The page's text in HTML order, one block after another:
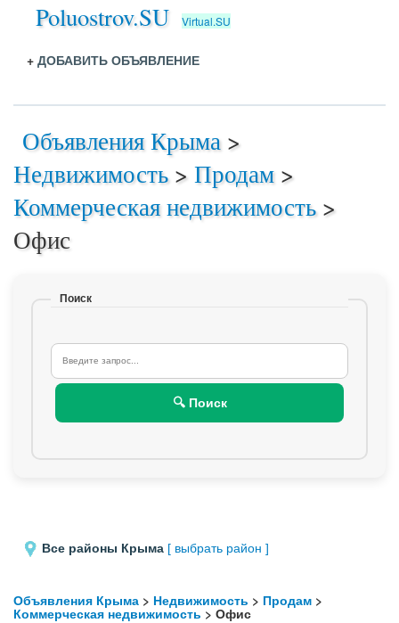
Poluostrov.SU Virtual.SU
+ ДОБАВИТЬ ОБЪЯВЛЕНИЕ
Объявления Крыма >
Недвижимость> Продам >
Коммерческая недвижимость>
Офис
Поиск
🔍 Поиск
Все районы Крыма [ выбрать район ]
Объявления Крыма > Недвижимость > Продам >
Коммерческая недвижимость > Офис